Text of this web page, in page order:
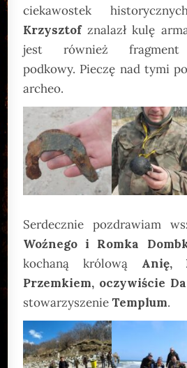
ciekawostek
Krzysztofznalazł kulę
jest również fragment
podkowy. Pieczę nad tymi
archeo.
Serdecznie pozdrawiam
Woźnego i Romka
kochaną królową Anię,
Przemkiem, oczywiście
stowarzyszenieTemplum.